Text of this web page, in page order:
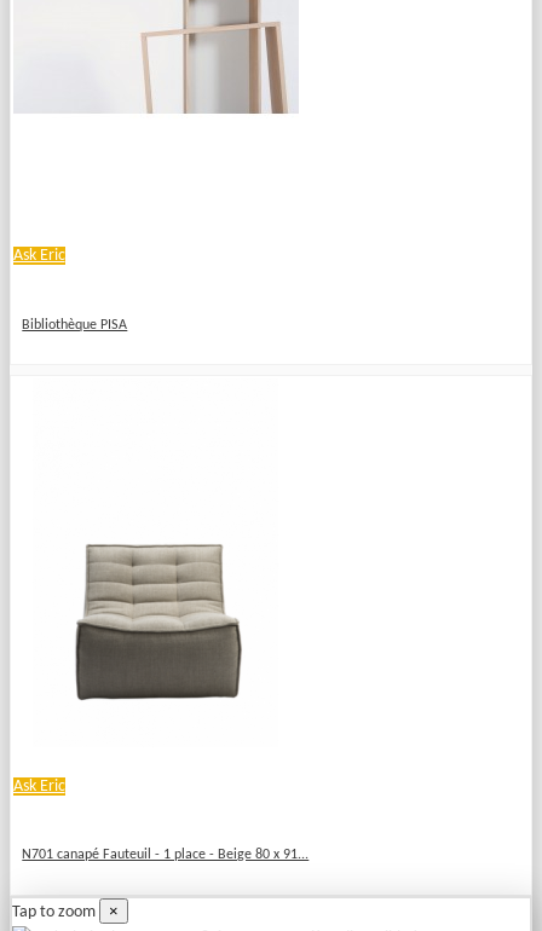
Ask Eric
Bibliothèque PISA
Ask Eric
N701 canapé Fauteuil - 1 place - Beige 80 x 91...
Tap to zoom ×